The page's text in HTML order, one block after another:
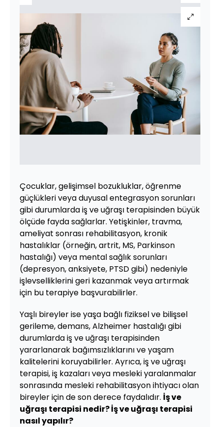
Çocuklar, gelişimsel bozukluklar, öğrenme
güçlükleri veya duyusal entegrasyon sorunları
gibi durumlarda iş ve uğraşı terapisinden büyük
ölçüde fayda sağlarlar. Yetişkinler, travma,
ameliyat sonrası rehabilitasyon, kronik
hastalıklar (örneğin, artrit, MS, Parkinson
hastalığı) veya mental sağlık sorunları
(depresyon, anksiyete, PTSD gibi) nedeniyle
işlevselliklerini geri kazanmak veya artırmak
için bu terapiye başvurabilirler.
Yaşlı bireyler ise yaşa bağlı fiziksel ve bilişsel
gerileme, demans, Alzheimer hastalığı gibi
durumlarda iş ve uğraşı terapisinden
yararlanarak bağımsızlıklarını ve yaşam
kalitelerini koruyabilirler. Ayrıca, iş ve uğraşı
terapisi, iş kazaları veya mesleki yaralanmalar
sonrasında mesleki rehabilitasyon ihtiyacı olan
bireyler için de son derece faydalıdır. İş ve
uğraşı terapisi nedir? İş ve uğraşı terapisi
nasıl yapılır?